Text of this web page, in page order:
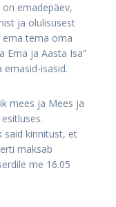
on emadepäev,
ja olulisusest
ema tema oma
Ema ja Aasta Isa”
emasid-isasid.
mees ja Mees ja
said kinnitust, et
maksab
me 16.05